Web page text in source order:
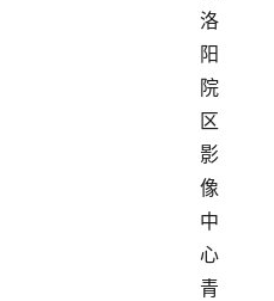
洛
阳
院
区
影
像
中
心
青